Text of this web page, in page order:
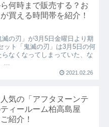
何時まで販売する？お
買える時間帯を紹介！
の刃」が3月5日金曜日より期
ット「鬼滅の刃」は3月5日の何
なくなってしまっていた、な
...
2021.02.26
気の「アフタヌーンテ
ィールーム柏高島屋
紹介！